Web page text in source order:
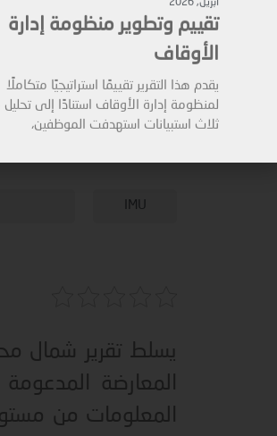
IMU
يسلط تقرير شمال
المعارضة
المعلومات من
الأوقاف
يقدم هذا التقرير تقييمًا استراتيجيًا متكاملًا
لمنظومة إدارة الأوقاف استنادًا إلى تحليل
ثلاث استبيانات استهدفت الموظفين،